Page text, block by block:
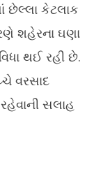
છેલ્લા કેટલાક
શહેરના ઘણા
થઈ રહી છે.
વરસાદ
સલાહ